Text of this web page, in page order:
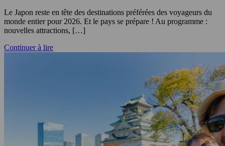
Le Japon reste en tête des destinations préférées des voyageurs du
monde entier pour 2026. Et le pays se prépare ! Au programme :
nouvelles attractions, […]
Continuer à lire